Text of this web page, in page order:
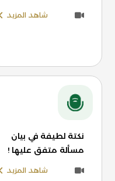
شاهد المزيد
نكتة لطيفة في بيان
مسألة متفق عليها !
شاهد المزيد